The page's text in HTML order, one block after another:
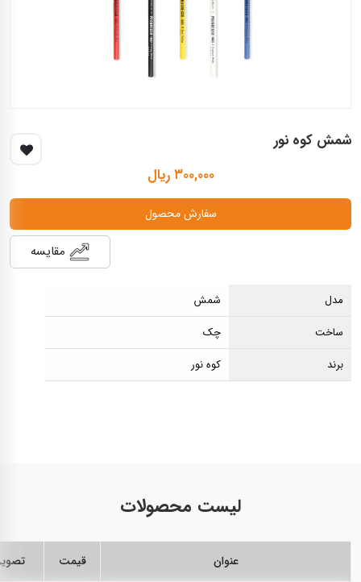
شمش کوه نور
۳۰۰,۰۰۰ ریال
سفارش محصول
مقایسه
مدل
شمش
ساخت
چک
برند
کوه نور
لیست محصولات
عنوان قیمت